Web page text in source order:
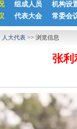
组成人员
机构设
代表大会 常委会
人大代表 >> 浏览信息
张利